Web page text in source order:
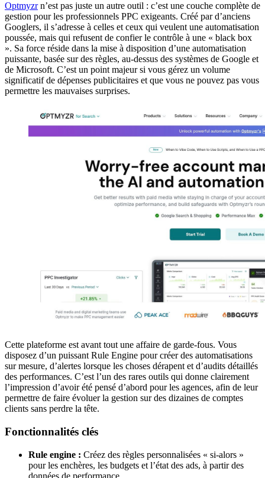
Optmyzrn’est pas juste un autre outil : c’est une couche complète de
gestion pour les professionnels PPC exigeants. Créé par d’anciens
Googlers, il s’adresse à celles et ceux qui veulent une automatisation
poussée, mais qui refusent de confier le contrôle à une « black box
». Sa force réside dans la mise à disposition d’une automatisation
puissante, basée sur des règles, au-dessus des systèmes de Google et
de Microsoft. C’est un point majeur si vous gérez un volume
significatif de dépenses publicitaires et que vous ne pouvez pas vous
permettre les mauvaises surprises.
Cette plateforme est avant tout une affaire de garde-fous. Vous
disposez d’un puissant Rule Engine pour créer des automatisations
sur mesure, d’alertes lorsque les choses dérapent et d’audits détaillés
des performances. C’est l’un des rares outils qui donne clairement
l’impression d’avoir été pensé d’abord pour les agences, afin de leur
permettre de faire évoluer la gestion sur des dizaines de comptes
clients sans perdre la tête.
Fonctionnalités clés
Rule engine : Créez des règles personnalisées « si-alors »
pour les enchères, les budgets et l’état des ads, à partir des
données de performance.